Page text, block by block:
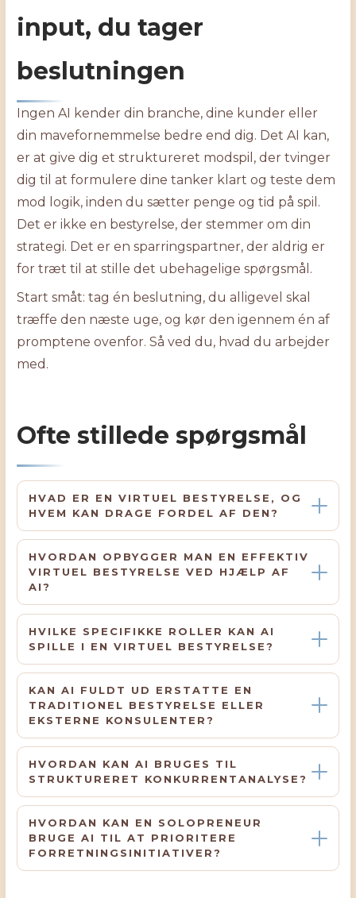
input, du tager
beslutningen
Ingen AI kender din branche, dine kunder eller
din mavefornemmelse bedre end dig. Det AI kan,
er at give dig et struktureret modspil, der tvinger
dig til at formulere dine tanker klart og teste dem
mod logik, inden du sætter penge og tid på spil.
Det er ikke en bestyrelse, der stemmer om din
strategi. Det er en sparringspartner, der aldrig er
for træt til at stille det ubehagelige spørgsmål.
Start småt: tag én beslutning, du alligevel skal
træffe den næste uge, og kør den igennem én af
promptene ovenfor. Så ved du, hvad du arbejder
med.
Ofte stillede spørgsmål
HVAD ER EN VIRTUEL BESTYRELSE, OG
HVEM KAN DRAGE FORDEL AF DEN?
HVORDAN OPBYGGER MAN EN EFFEKTIV
VIRTUEL BESTYRELSE VED HJÆLP AF
AI?
HVILKE SPECIFIKKE ROLLER KAN AI
SPILLE I EN VIRTUEL BESTYRELSE?
KAN AI FULDT UD ERSTATTE EN
TRADITIONEL BESTYRELSE ELLER
EKSTERNE KONSULENTER?
HVORDAN KAN AI BRUGES TIL
STRUKTURERET KONKURRENTANALYSE?
HVORDAN KAN EN SOLOPRENEUR
BRUGE AI TIL AT PRIORITERE
FORRETNINGSINITIATIVER?